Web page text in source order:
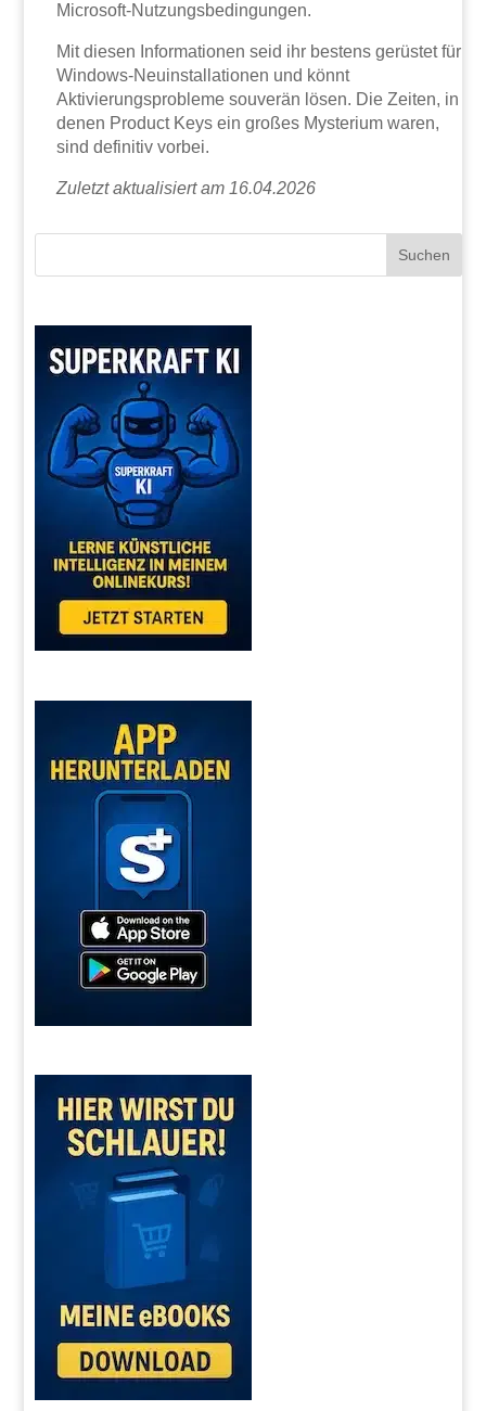
Microsoft-Nutzungsbedingungen.
Mit diesen Informationen seid ihr bestens gerüstet für
Windows-Neuinstallationen und könnt
Aktivierungsprobleme souverän lösen. Die Zeiten, in
denen Product Keys ein großes Mysterium waren,
sind definitiv vorbei.
Zuletzt aktualisiert am 16.04.2026